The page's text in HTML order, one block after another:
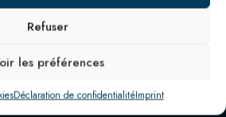
Refuser
les préférences
Déclaration de confidentialitéImprint
RÉSERVATION